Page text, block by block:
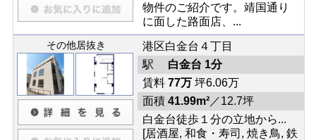
物件のご紹介です。靖国通り
に面した路面店、...
その他居抜き
港区白金台４丁目
駅 白金台 1分
賃料 77万坪6.06万
面積 41.99m²／12.7坪
白金台徒歩１分の立地から...
[居酒屋, 和食・寿司, 焼き鳥, 鉄